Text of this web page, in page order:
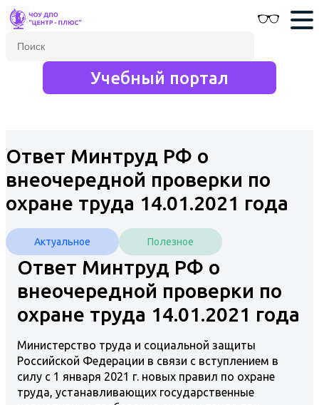
Учебный портал
Ответ Минтруд РФ о
внеочередной проверки по
охране труда 14.01.2021 года
Актуальное Полезное
Ответ Минтруд РФ о
внеочередной проверки по
охране труда 14.01.2021 года
Министерство труда и социальной защиты
Российской Федерации в связи с вступлением в
силу с 1 января 2021 г. новых правил по охране
труда, устанавливающих государственные